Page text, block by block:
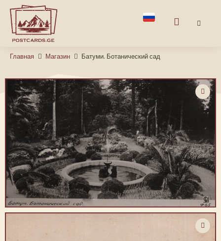
Главная Магазин Батуми. Ботанический сад